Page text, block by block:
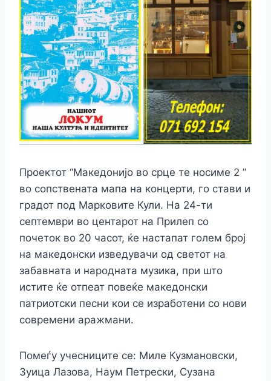
Проектот “Македонијо во срце те носиме 2 ”
во сопствената мапа на концерти, го стави и
градот под Марковите Кули. На 24-ти
септември во центарот на Прилеп со
почеток во 20 часот, ќе настапат голем број
на македонски изведувачи од светот на
забавната и народната музика, при што
истите ќе отпеат повеќе македонски
патриотски песни кои се изработени со нови
современи аражмани.
Помеѓу учесниците се: Миле Кузмановски,
Зуица Лазова, Наум Петрески, Сузана